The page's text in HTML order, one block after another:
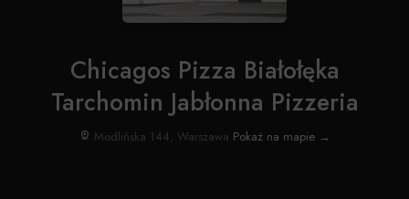
Chicagos Pizza Białołęka
Tarchomin Jabłonna Pizzeria
Modlińska 144, Warszawa Pokaż na mapie →